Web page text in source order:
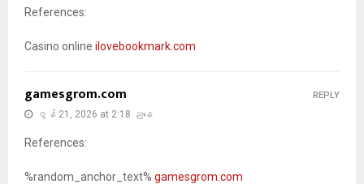
References:
Casino online ilovebookmark.com
gamesgrom.com
ဇွန် 21, 2026 at 2:18 ညနေ
References:
%random_anchor_text% gamesgrom.com
REPLY